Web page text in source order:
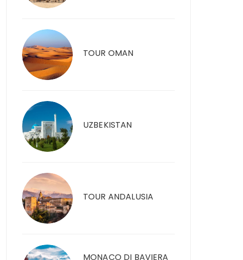
TOUR OMAN
UZBEKISTAN
TOUR ANDALUSIA
MONACO DI BAVIERA